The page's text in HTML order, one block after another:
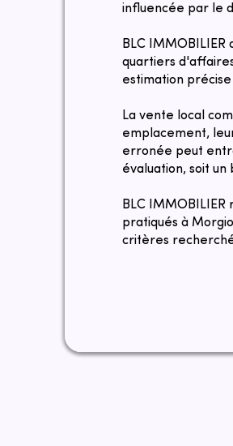
influencée par le
BLC
quartiers
estimation
La vente local
emplacement,
erronée peut
évaluation, soit un
​​BLC
pratiqués à
critères